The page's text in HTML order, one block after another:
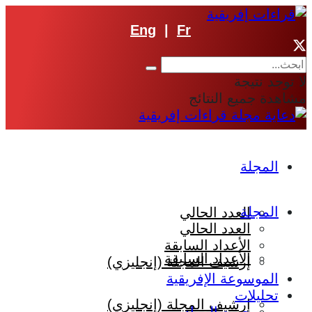
Eng Fr
لا توجد نتيجة
مشاهدة جميع النتائج
المجلة
العدد الحالي
الأعداد السابقة
إرشيف المجلة (إنجليزي)
المجلة
العدد الحالي
الأعداد السابقة
إرشيف المجلة (إنجليزي)
الموسوعة الإفريقية
تحليلات